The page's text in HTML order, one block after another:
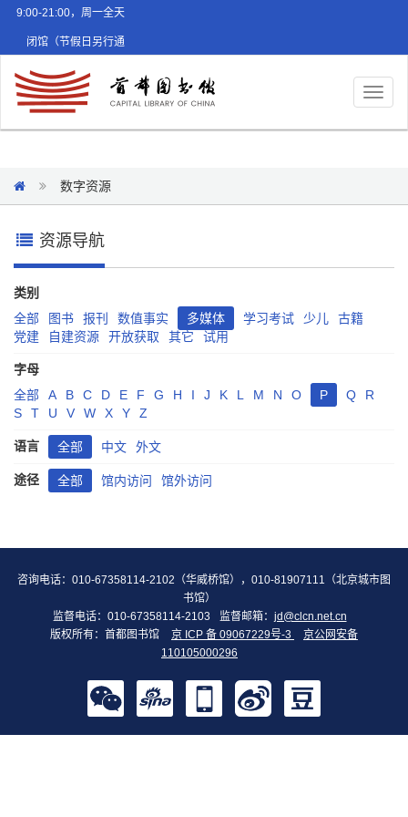
9:00-21:00，周一全天
闭馆（节假日另行通
数字资源
资源导航
类别
全部
图书 报刊 数值事实 多媒体 学习考试 少儿
古籍
党建
自建资源 开放获取 其它 试用
字母
全部
A B C D E F G H I J K L M N O P Q
R
S
T U V W X Y Z
语言 全部 中文 外文
途径 全部 馆内访问 馆外访问
咨询电话：010-67358114-2102（华威桥馆），010-81907111（北京城市图
书馆）
监督电话：010-67358114-2103
监督邮箱： jd@clcn.net.cn
版权所有：首都图书馆
京 ICP 备 09067229号-3
京公网安备
110105000296